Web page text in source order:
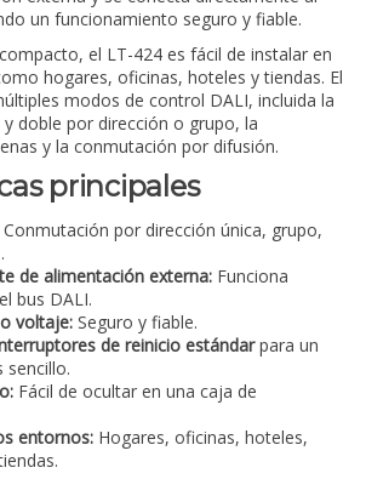
un funcionamiento seguro y fiable.
el LT-424 es fácil de instalar en
hogares, oficinas, hoteles y tiendas. El
modos de control DALI, incluida la
doble por dirección o grupo, la
y la conmutación por difusión.
principales
Conmutación por dirección única, grupo,
de alimentación externa: Funciona
bus DALI.
voltaje: Seguro y fiable.
de reinicio estándarpara un
sencillo.
Fácil de ocultar en una caja de
entornos: Hogares, oficinas, hoteles,